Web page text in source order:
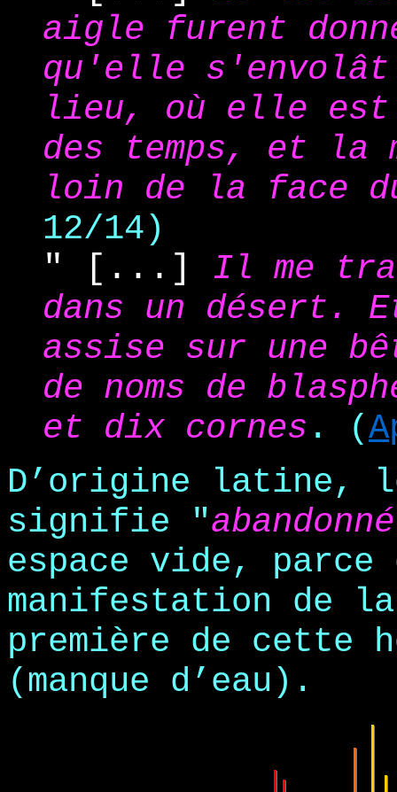
aigle furent
qu'elle s'envolât
lieu, où elle est
des temps, et la
loin de la face
12/14)
" [...] Il me
dans un désert.
assise sur une
de noms de
et dix cornes . (
D’origine latine,
signifie "abandonné
espace vide,
manifestation de
première de
(manque d’eau).